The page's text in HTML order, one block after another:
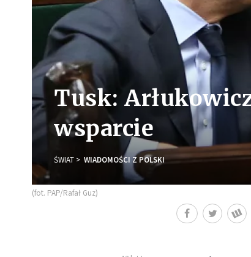
Tusk:
wsparcie
ŚWIAT WIADOMOŚCI Z POLSKI
(fot. PAP/Rafał Guz)